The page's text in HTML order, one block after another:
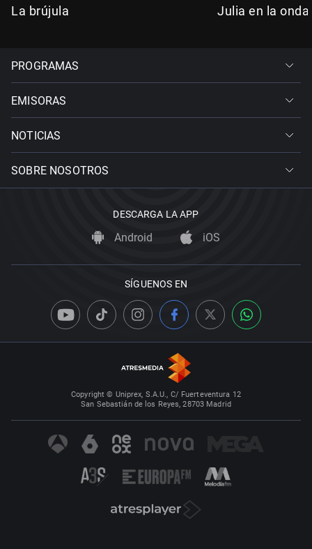
La brújula Julia en la onda
PROGRAMAS
EMISORAS
NOTICIAS
SOBRE NOSOTROS
DESCARGA LA APP
Android iOS
SÍGUENOS EN
Copyright © Uniprex, S.A.U., C/ Fuerteventura 12
San Sebastián de los Reyes, 28703 Madrid